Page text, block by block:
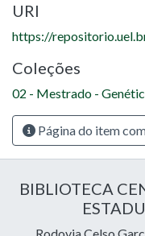
URI
https://
Coleções
02 - Mestrado -
Página do item
BIBLIOTECA